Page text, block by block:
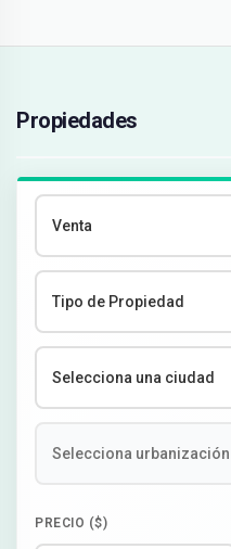
Propiedades
PRECIO ($)